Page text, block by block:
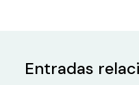
Entradas